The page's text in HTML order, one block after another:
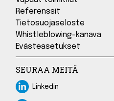
Referenssit
Tietosuojaseloste
Whistleblowing-kanava
Evästeasetukset
SEURAA MEITÄ
LinkedinLinkedin